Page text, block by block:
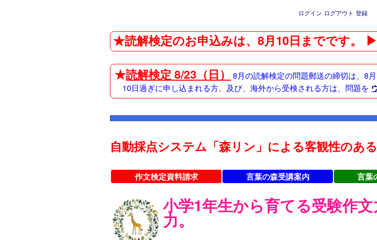
ログイン ログアウト 登録
★読解検定のお申込みは、8月10日までです。
★読解検定 8/23（日）
8月の読解検定の問題郵送の締切は、8月
10日過ぎに申し込まれる方、及び、海外から受検される方は、問題を
自動採点システム「森リン」による客観性のあ
作文検定資料請求 言葉の森受講案内 言葉
小学1年生から育てる受験作
力。